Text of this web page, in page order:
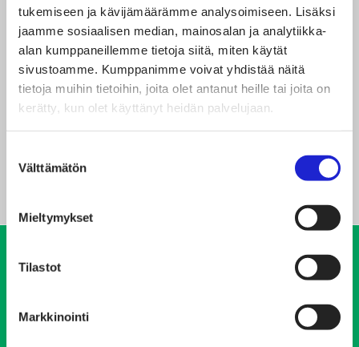
tukemiseen ja kävijämäärämme analysoimiseen. Lisäksi
jaamme sosiaalisen median, mainosalan ja analytiikka-
alan kumppaneillemme tietoja siitä, miten käytät
sivustoamme. Kumppanimme voivat yhdistää näitä
tietoja muihin tietoihin, joita olet antanut heille tai joita on
kerätty, kun olet käyttänyt heidän palvelujaan.
valinta
Välttämätön
Mieltymykset
Tilastot
Markkinointi
tekstiilimateriaaliin, josta on moneksi.
Tarjoamme jäsenyrityksille erilaisia palveluita,
tilaisuuksia ja verkostoitumista. Liiton jäseniksi
voivat hakea tekstiili-, vaate- ja muotialan yritykset.
tekstiili- ja